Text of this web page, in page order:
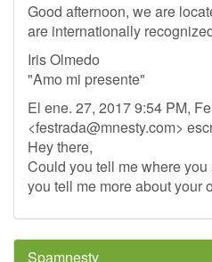
Good afternoon, we are
are internationally
Iris Olmedo
"Amo mi presente"
El ene. 27, 2017 9:54 PM,
<festrada@mnesty.com>
Hey there,
Could you tell me where
you tell me more about your
Spamnesty